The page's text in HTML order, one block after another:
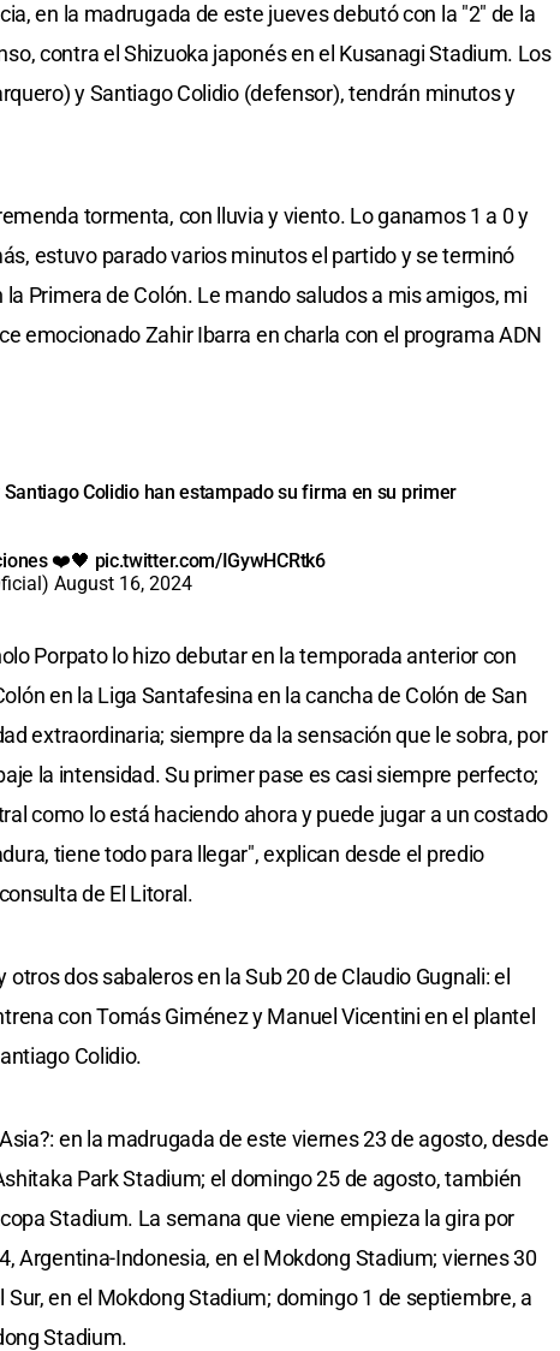
en la madrugada de este jueves debutó con la "2" de la
contra el Shizuoka japonés en el Kusanagi Stadium. Los
y Santiago Colidio (defensor), tendrán minutos y
tormenta, con lluvia y viento. Lo ganamos 1 a 0 y
estuvo parado varios minutos el partido y se terminó
Primera de Colón. Le mando saludos a mis amigos, mi
emocionado Zahir Ibarra en charla con el programa ADN
Colidio han estampado su firma en su primer
❤️🖤 pic.twitter.com/IGywHCRtk6
August 16, 2024
Porpato lo hizo debutar en la temporada anterior con
en la Liga Santafesina en la cancha de Colón de San
extraordinaria; siempre da la sensación que le sobra, por
la intensidad. Su primer pase es casi siempre perfecto;
como lo está haciendo ahora y puede jugar a un costado
tiene todo para llegar", explican desde el predio
de El Litoral.
dos sabaleros en la Sub 20 de Claudio Gugnali: el
con Tomás Giménez y Manuel Vicentini en el plantel
Colidio.
en la madrugada de este viernes 23 de agosto, desde
Park Stadium; el domingo 25 de agosto, también
Stadium. La semana que viene empieza la gira por
Argentina-Indonesia, en el Mokdong Stadium; viernes 30
en el Mokdong Stadium; domingo 1 de septiembre, a
Stadium.